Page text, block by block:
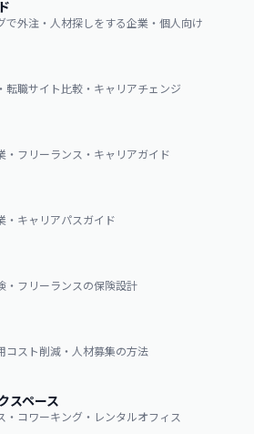
で外注・人材探しをする企業・個人向け
転職サイト比較・キャリアチェンジ
・フリーランス・キャリアガイド
・キャリアパスガイド
・フリーランスの保険設計
コスト削減・人材募集の方法
スペース
・コワーキング・レンタルオフィス